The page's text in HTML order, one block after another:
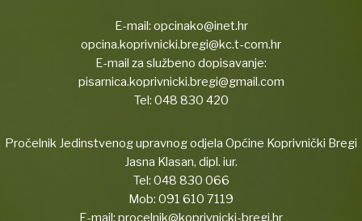
E-mail: opcinako@inet.hr
opcina.koprivnicki.bregi@kc.t-com.hr
E-mail za službeno dopisavanje:
pisarnica.koprivnicki.bregi@gmail.com
Tel: 048 830 420
Pročelnik Jedinstvenog upravnog odjela Općine Koprivnički Bregi
Jasna Klasan, dipl. iur.
Tel: 048 830 066
Mob: 091 610 7119
E-mail: procelnik@koprivnicki-bregi.hr